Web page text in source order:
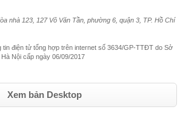
nhà 123, 127 Võ Văn Tần, phường 6, quận 3, TP. Hồ Chí
tin điện tử tổng hợp trên internet số 3634/GP-TTĐT do Sở
Nội cấp ngày 06/09/2017
Xem bản Desktop